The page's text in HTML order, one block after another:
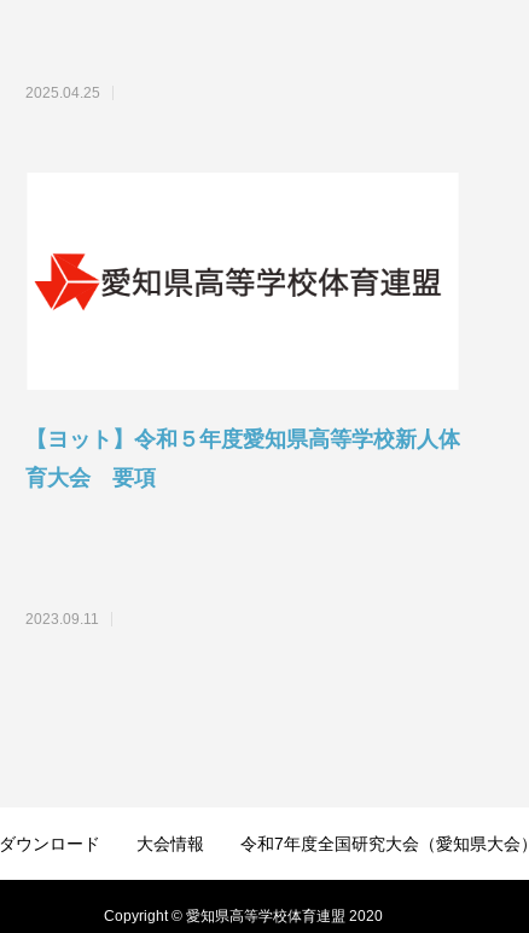
2025.04.25
【ヨット】令和５年度愛知県高等学校新人体
育大会 要項
2023.09.11
ダウンロード 大会情報 令和7年度全国研究大会（愛知県大会）
Copyright © 愛知県高等学校体育連盟 2020